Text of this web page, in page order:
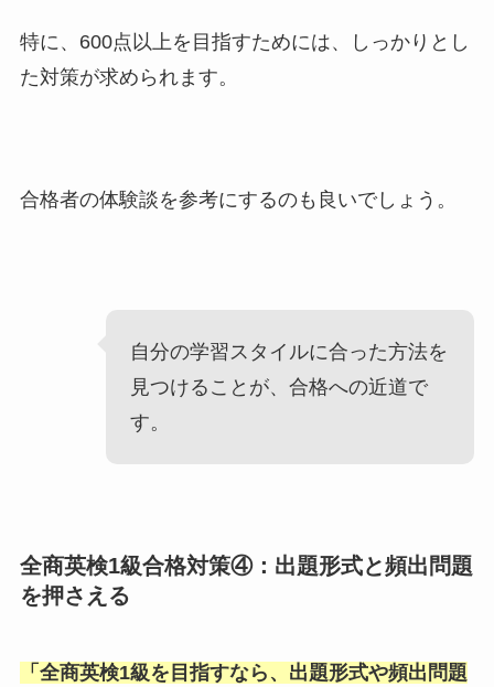
特に、600点以上を目指すためには、しっかりとし
た対策が求められます。
合格者の体験談を参考にするのも良いでしょう。
自分の学習スタイルに合った方法を
見つけることが、合格への近道で
す。
全商英検1級合格対策④：出題形式と頻出問題
を押さえる
「 全商英検1級を目指すなら、出題形式や頻出問題